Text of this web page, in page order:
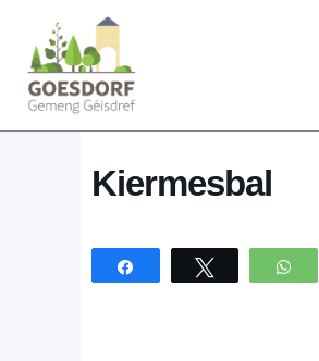
Kiermesbal
Partagez Tweetez